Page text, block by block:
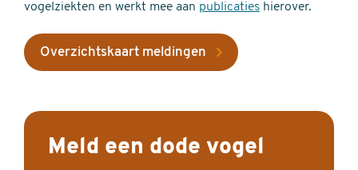
vogelziekten en werkt mee aan publicaties hierover.
Overzichtskaart meldingen
Meld een dode vogel